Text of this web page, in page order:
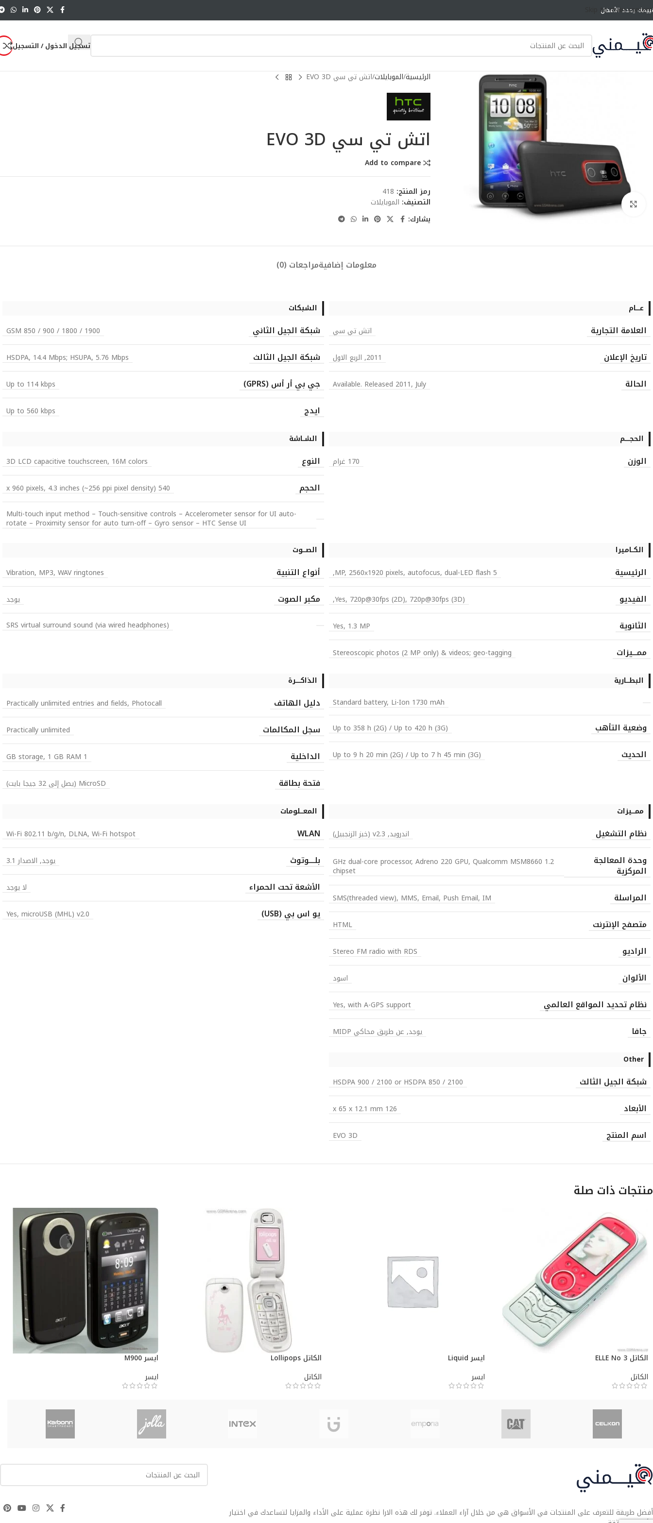
Skip to main content
يحدد الأفضل
تسجيل الدخول / التسجيل
انقر للتكبير
الرئيسية الموبايلات اتش تي سي EVO 3D
اتش تي سي EVO 3D
Add to compare
رمز المنتج: 418
التصنيف: الموبايلات
يشارك:
معلومات إضافيةمراجعات (0)
عــــام
العلامة التجارية اتش تي سي
تاريخ الإعلان 2011, الربع الاول
الحالة Available. Released 2011, July
الشبكات
شبكة الجيل الثاني GSM 850 / 900 / 1800 / 1900
شبكة الجيل الثالث HSDPA, 14.4 Mbps; HSUPA, 5.76 Mbps
جي بي أر أس (GPRS) Up to 114 kbps
ايدج Up to 560 kbps
الحجـــــم
الوزن 170 غرام
الشــاشة
النوع 3D LCD capacitive touchscreen, 16M colors
الحجم
540 x 960 pixels, 4.3 inches (~256 ppi pixel density)
Multi-touch input method – Touch-sensitive controls – Accelerometer sensor for UI auto-
rotate – Proximity sensor for auto turn-off – Gyro sensor – HTC Sense UI
الكــاميرا
الرئيسية 5 MP, 2560х1920 pixels, autofocus, dual-LED flash,
الفيديو Yes, 720p@30fps (2D), 720p@30fps (3D),
الثانوية Yes, 1.3 MP
ممـــيزات Stereoscopic photos (2 MP only) & videos; geo-tagging
الصـــوت
أنواع التنبية Vibration, MP3, WAV ringtones
مكبر الصوت
يوجد
SRS virtual surround sound (via wired headphones)
البطـــارية
Standard battery, Li-Ion 1730 mAh
وضعية التأهب Up to 358 h (2G) / Up to 420 h (3G)
الحديث Up to 9 h 20 min (2G) / Up to 7 h 45 min (3G)
الذاكـــــرة
دليل الهاتف Practically unlimited entries and fields, Photocall
سجل المكالمات Practically unlimited
الداخلية 1 GB storage, 1 GB RAM
فتحة بطاقة MicroSD (يصل إلى 32 جيجا بايت)
ممـــيزات
نظام التشغيل اندرويد, v2.3 (خبز الزنجبيل)
وحدة المعالجة
المركزية
1.2 GHz dual-core processor, Adreno 220 GPU, Qualcomm MSM8660
chipset
المراسلة SMS(threaded view), MMS, Email, Push Email, IM
متصفح الإنترنت HTML
الراديو Stereo FM radio with RDS
الألوان اسود
نظام تحديد المواقع العالمي Yes, with A-GPS support
جافا يوجد, عن طريق محاكي MIDP
المعـــلومات
WLAN
Wi-Fi 802.11 b/g/n, DLNA, Wi-Fi hotspot
بلــــوتوث يوجد, الاصدار 3.1
الأشعة تحت الحمراء لا يوجد
يو اس بي (USB) Yes, microUSB (MHL) v2.0
Other
شبكة الجيل الثالث HSDPA 900 / 2100 or HSDPA 850 / 2100
الأبعاد 126 x 65 x 12.1 mm
اسم المنتج EVO 3D
منتجات ذات صلة
الكاتل ELLE No 3
الكاتل
ايسر Liquid
ايسر
الكاتل Lollipops
الكاتل
ايسر M900
ايسر
أفضل طريقة للتعرف على المنتجات في الأسواق هي من خلال آراء العملاء. توفر لك هذه الارا نظرة عملية على الأداء والمزايا لتساعدك في اختيار